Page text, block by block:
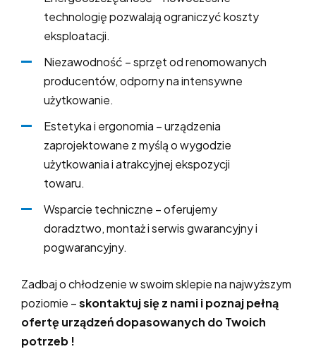
technologię pozwalają ograniczyć koszty
eksploatacji.
Niezawodność – sprzęt od renomowanych
producentów, odporny na intensywne
użytkowanie.
Estetyka i ergonomia – urządzenia
zaprojektowane z myślą o wygodzie
użytkowania i atrakcyjnej ekspozycji
towaru.
Wsparcie techniczne – oferujemy
doradztwo, montaż i serwis gwarancyjny i
pogwarancyjny.
Zadbaj o chłodzenie w swoim sklepie na najwyższym
poziomie –skontaktuj się z nami i poznaj pełną
ofertę urządzeń dopasowanych do Twoich
potrzeb !